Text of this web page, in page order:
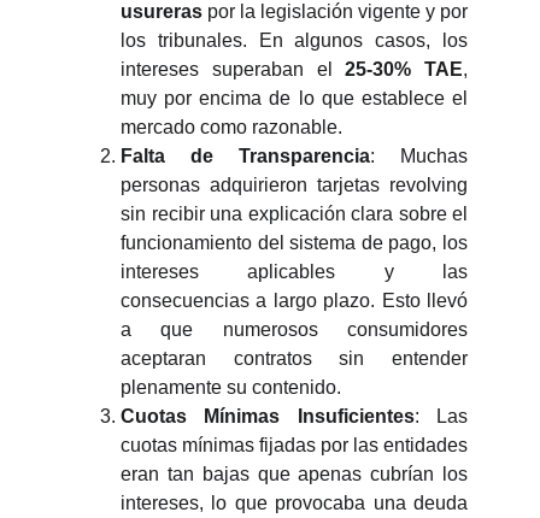
usureras por la legislación vigente y por
los tribunales. En algunos casos, los
intereses superaban el25-30% TAE,
muy por encima de lo que establece el
mercado como razonable.
Falta de Transparencia: Muchas
personas adquirieron tarjetas revolving
sin recibir una explicación clara sobre el
funcionamiento del sistema de pago, los
intereses aplicables y las
consecuencias a largo plazo. Esto llevó
a que numerosos consumidores
aceptaran contratos sin entender
plenamente su contenido.
Cuotas Mínimas Insuficientes: Las
cuotas mínimas fijadas por las entidades
eran tan bajas que apenas cubrían los
intereses, lo que provocaba una deuda